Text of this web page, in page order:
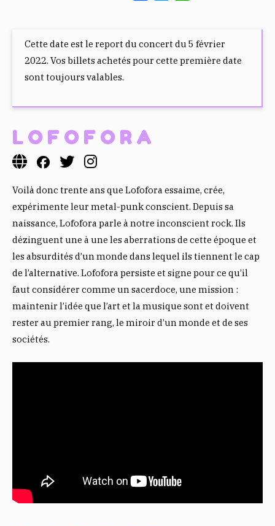
E
B
K
T
T
T
S
P
Cette date est le report du concert du 5 février
2022. Vos billets achetés pour cette première date
sont toujours valables.
LOFOFORA
Voilà donc trente ans que Lofofora essaime, crée,
expérimente leur metal-punk conscient. Depuis sa
naissance, Lofofora parle à notre inconscient rock. Ils
dézinguent une à une les aberrations de cette époque et
les absurdités d’un monde dans lequel ils tiennent le cap
de l’alternative. Lofofora persiste et signe pour ce qu’il
faut considérer comme un sacerdoce, une mission :
maintenir l’idée que l’art et la musique sont et doivent
rester au premier rang, le miroir d’un monde et de ses
sociétés.